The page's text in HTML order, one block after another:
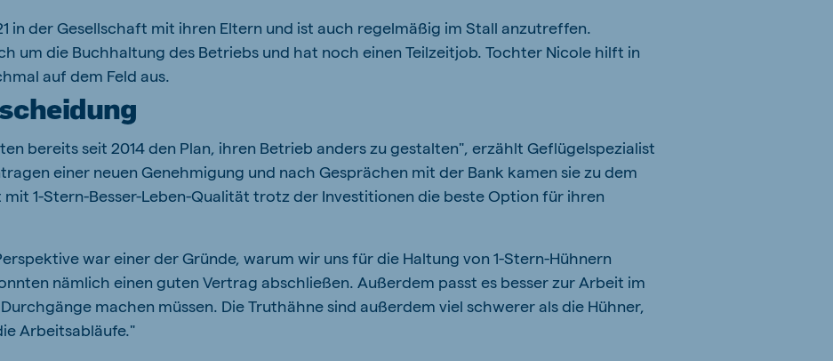
in der Gesellschaft mit ihren Eltern und ist auch regelmäßig im Stall anzutreffen.
um die Buchhaltung des Betriebs und hat noch einen Teilzeitjob. Tochter Nicole hilft in
auf dem Feld aus.
bereits seit 2014 den Plan, ihren Betrieb anders zu gestalten", erzählt Geflügelspezialist
einer neuen Genehmigung und nach Gesprächen mit der Bank kamen sie zu dem
mit 1-Stern-Besser-Leben-Qualität trotz der Investitionen die beste Option für ihren
war einer der Gründe, warum wir uns für die Haltung von 1-Stern-Hühnern
nämlich einen guten Vertrag abschließen. Außerdem passt es besser zur Arbeit im
machen müssen. Die Truthähne sind außerdem viel schwerer als die Hühner,
Arbeitsabläufe."